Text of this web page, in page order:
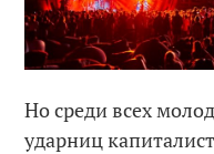
Но среди всех
ударниц